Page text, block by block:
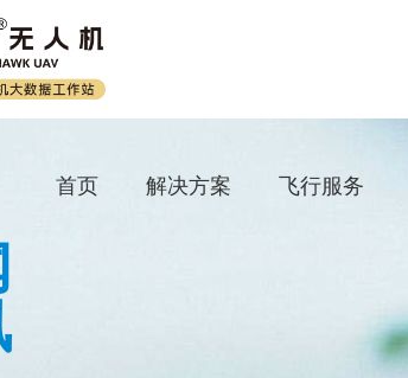
首页 解决方案 飞行服务